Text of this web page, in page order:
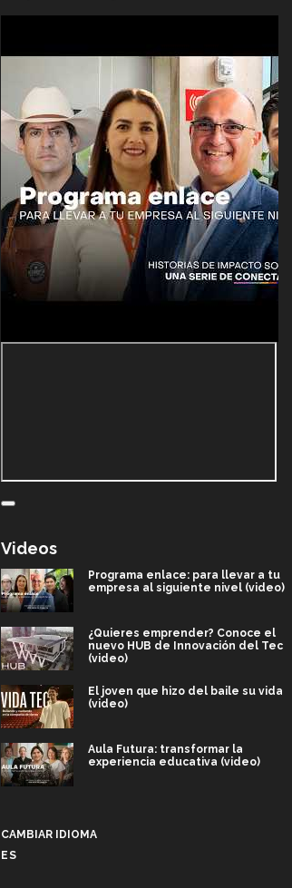
Videos
Programa enlace: para llevar a tu
empresa al siguiente nivel (video)
¿Quieres emprender? Conoce el
nuevo HUB de Innovación del Tec
(video)
El joven que hizo del baile su vida
(video)
Aula Futura: transformar la
experiencia educativa (video)
CAMBIAR IDIOMA
ES